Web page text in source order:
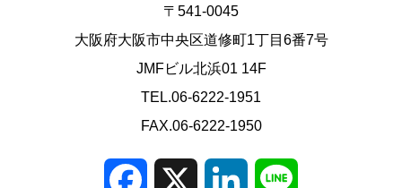
〒541-0045
大阪府大阪市中央区道修町1丁目6番7号
JMFビル北浜01 14F
TEL.06-6222-1951
FAX.06-6222-1950
Facebook LinkedIn